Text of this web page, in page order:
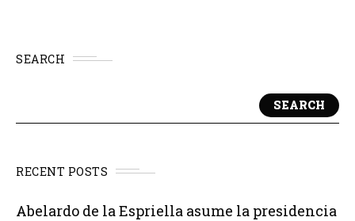
SEARCH
SEARCH
RECENT POSTS
Abelardo de la Espriella asume la presidencia